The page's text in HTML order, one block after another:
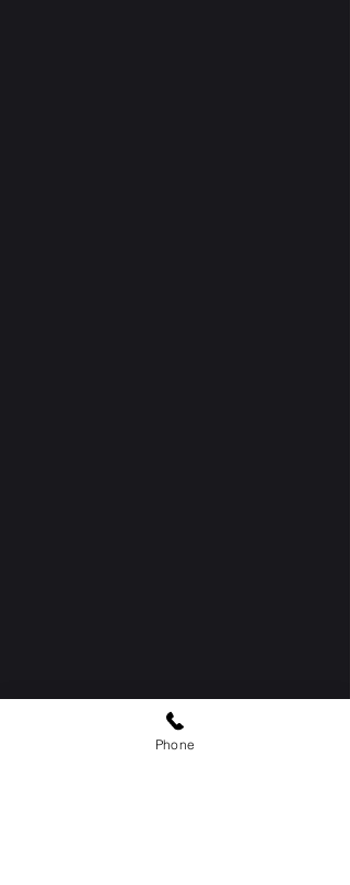
Phone